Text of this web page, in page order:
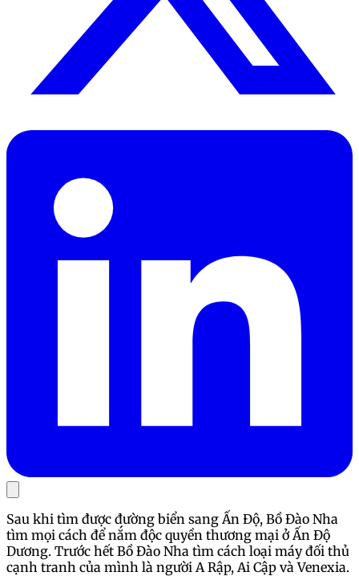
Sau khi tìm được đường biển sang Ấn Độ, Bồ Đào Nha
tìm mọi cách để nắm độc quyền thương mại ở Ấn Độ
Dương. Trước hết Bồ Đào Nha tìm cách loại máy đối thủ
cạnh tranh của mình là người A Rập, Ai Cập và Venexia.